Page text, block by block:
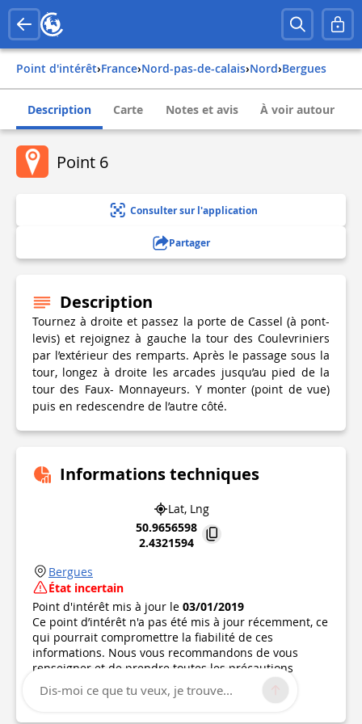
Point d'intérêt› france› nord-pas-de-calais› nord› bergues
Description Carte Notes et avis À voir autour
Point 6
Consulter sur l'application
Partager
Description
Tournez à droite et passez la porte de Cassel (à pont-
levis) et rejoignez à gauche la tour des Coulevriniers
par l’extérieur des remparts. Après le passage sous la
tour, longez à droite les arcades jusqu’au pied de la
tour des Faux- Monnayeurs. Y monter (point de vue)
puis en redescendre de l’autre côté.
Informations techniques
Lat, Lng
50.9656598
2.4321594
Bergues
État incertain
Point d'intérêt mis à jour le 03/01/2019
Ce point d’intérêt n'a pas été mis à jour récemment, ce
qui pourrait compromettre la fiabilité de ces
informations. Nous vous recommandons de vous
renseigner et de prendre toutes les précautions
nécessaires. Si vous en êtes l'auteur, vérifiez vos
informations.
Dis-moi ce que tu veux, je trouve...